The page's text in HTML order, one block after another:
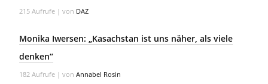
215 Aufrufe | von DAZ
Monika Iwersen: „Kasachstan ist uns näher, als viele
denken“
182 Aufrufe | von Annabel Rosin